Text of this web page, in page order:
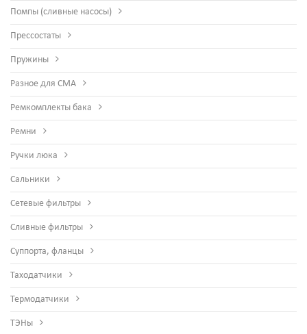
Помпы (сливные насосы)
Прессостаты
Пружины
Разное для СМА
Ремкомплекты бака
Ремни
Ручки люка
Сальники
Сетевые фильтры
Сливные фильтры
Суппорта, фланцы
Таходатчики
Термодатчики
ТЭНы